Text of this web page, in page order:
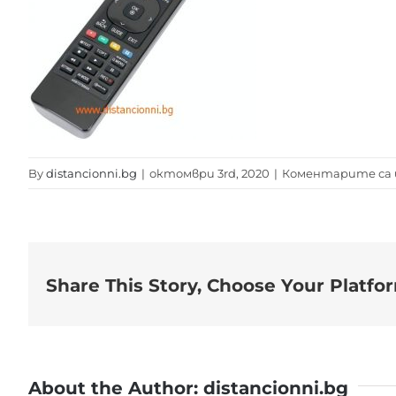
Bydistancionni.bg | октомври 3rd, 2020 | Коментарите са
Share This Story, Choose Your
About the Author: distancionni.bg